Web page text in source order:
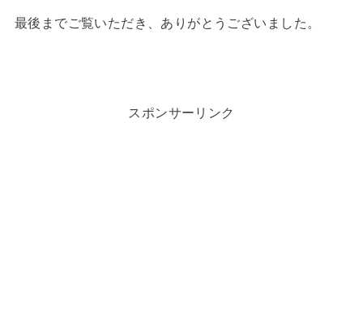
最後までご覧いただき、ありがとうございました。
スポンサーリンク